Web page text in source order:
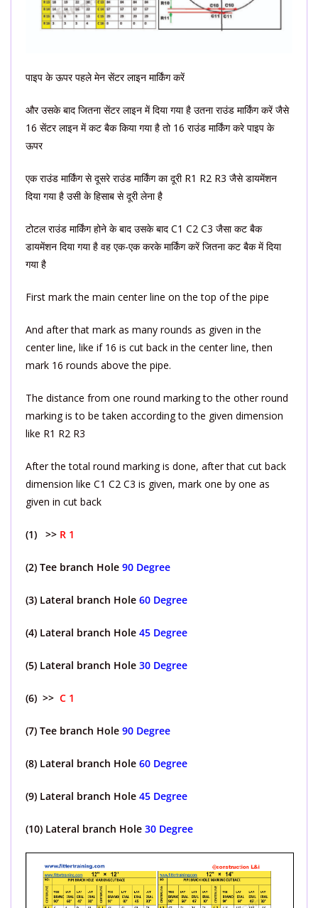
पाइप के ऊपर पहले मेन सेंटर लाइन मार्किंग करें
और उसके बाद जितना सेंटर लाइन में दिया गया है उतना राउंड मार्किंग करें जैसे
16 सेंटर लाइन में कट बैक किया गया है तो 16 राउंड मार्किंग करे पाइप के
ऊपर
एक राउंड मार्किंग से दूसरे राउंड मार्किंग का दूरी R1 R2 R3 जैसे डायमेंशन
दिया गया है उसी के हिसाब से दूरी लेना है
टोटल राउंड मार्किंग होने के बाद उसके बाद C1 C2 C3 जैसा कट बैक
डायमेंशन दिया गया है वह एक-एक करके मार्किंग करें जितना कट बैक में दिया
गया है
First mark the main center line on the top of the pipe
And after that mark as many rounds as given in the
center line, like if 16 is cut back in the center line, then
mark 16 rounds above the pipe.
The distance from one round marking to the other round
marking is to be taken according to the given dimension
like R1 R2 R3
After the total round marking is done, after that cut back
dimension like C1 C2 C3 is given, mark one by one as
given in cut back
(1) >> R 1
(2) Tee branch Hole 90 Degree
(3) Lateral branch Hole 60 Degree
(4) Lateral branch Hole 45 Degree
(5) Lateral branch Hole 30 Degree
(6) >> C 1
(7) Tee branch Hole 90 Degree
(8) Lateral branch Hole 60 Degree
(9) Lateral branch Hole 45 Degree
(10) Lateral branch Hole 30 Degree